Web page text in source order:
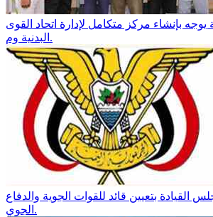
بإنشاء مركز متكامل لإدارة اتحاد القوى
البدنية وم.
بتعيين قائد للقوات الجوية والدفاع
الجوي.